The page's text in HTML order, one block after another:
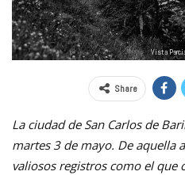
Vista
Share
La ciudad de San Carlos de
martes 3 de mayo. De aquella
valiosos registros como el